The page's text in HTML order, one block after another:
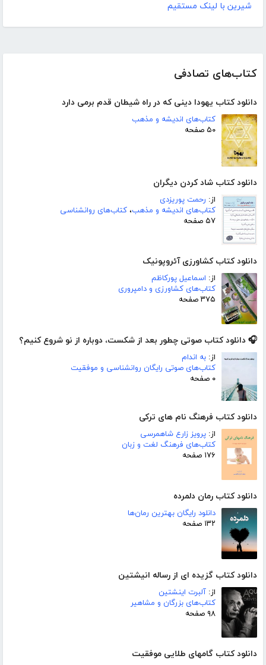
کتاب‌های تصادفی
دانلود کتاب یهودا دینی که در راه شیطان قدم برمی دارد
کتاب‌های اندیشه و مذهب
۵۰ صفحه
دانلود کتاب شاد کردن دیگران
از: رحمت پوریزدی
کتاب‌های اندیشه و مذهب، کتاب‌های روانشناسی
۵۷ صفحه
دانلود کتاب کشاورزی آئروپونیک
از: اسماعیل پورکاظم
کتاب‌های کشاورزی و دامپروری
۳۷۵ صفحه
🎧 دانلود کتاب صوتی چطور بعد از شکست، دوباره از نو شروع کنیم؟
از: به اندام
کتاب‌های صوتی رایگان روانشناسی و موفقیت
۰ صفحه
دانلود کتاب فرهنگ نام های ترکی
از: پرویز زارع شاهمرسی
کتاب‌های فرهنگ لغت و زبان
۱۷۶ صفحه
دانلود کتاب رمان دلمرده
دانلود رایگان بهترین رمان‌ها
۱۳۲ صفحه
دانلود کتاب گزیده ای از رساله انیشتین
از: آلبرت اینشتین
کتاب‌های بزرگان و مشاهیر
۹۸ صفحه
دانلود کتاب گامهای طلایی موفقیت
شیرین با لینک مستقیم